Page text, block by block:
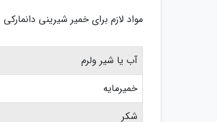
مواد لازم برای خمیر شیرینی دانمارکی
آب یا شیر ولرم
خمیرمایه
شکر